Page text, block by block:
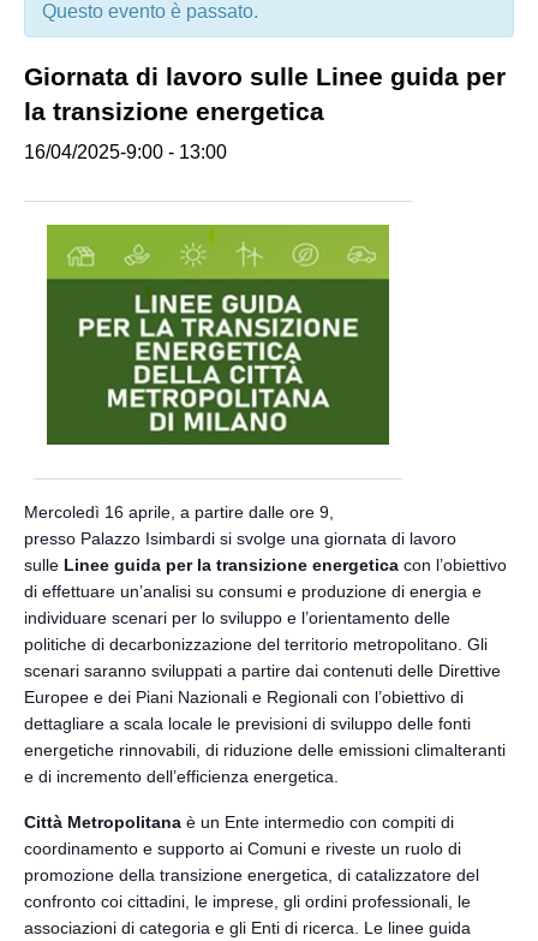
Questo evento è passato.
Giornata di lavoro sulle Linee guida per
la transizione energetica
16/04/2025-9:00 - 13:00
Mercoledì 16 aprile, a partire dalle ore 9,
presso Palazzo Isimbardi si svolge una giornata di lavoro
sulle Linee guida per la transizione energetica con l’obiettivo
di effettuare un’analisi su consumi e produzione di energia e
individuare scenari per lo sviluppo e l’orientamento delle
politiche di decarbonizzazione del territorio metropolitano. Gli
scenari saranno sviluppati a partire dai contenuti delle Direttive
Europee e dei Piani Nazionali e Regionali con l’obiettivo di
dettagliare a scala locale le previsioni di sviluppo delle fonti
energetiche rinnovabili, di riduzione delle emissioni climalteranti
e di incremento dell’efficienza energetica.
Città Metropolitana è un Ente intermedio con compiti di
coordinamento e supporto ai Comuni e riveste un ruolo di
promozione della transizione energetica, di catalizzatore del
confronto coi cittadini, le imprese, gli ordini professionali, le
associazioni di categoria e gli Enti di ricerca. Le linee guida